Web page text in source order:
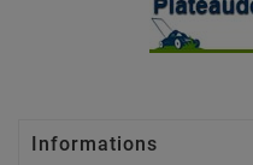
Informations